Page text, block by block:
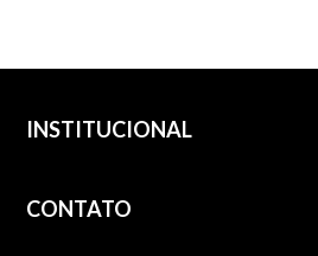
INSTITUCIONAL
CONTATO